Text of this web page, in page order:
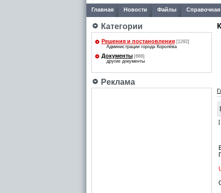
Главная Новости Файлы Справочная
Категории
Решения и постановления [1292]
Администрации города Королёва
Документы [666]
другие документы
Реклама
[